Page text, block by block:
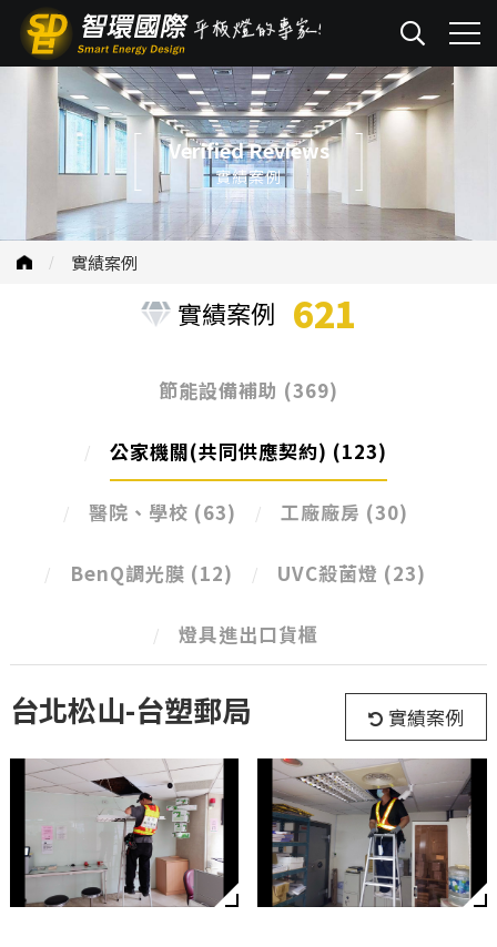
Verified Reviews
實績案例
實績案例
實績案例 621
節能設備補助 (369)
公家機關(共同供應契約) (123)
醫院、學校 (63) 工廠廠房 (30)
BenQ調光膜 (12) UVC殺菌燈 (23)
燈具進出口貨櫃
台北松山-台塑郵局 實績案例